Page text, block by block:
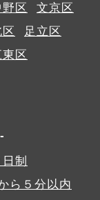
野区
文京区
足立区
東区
制
ら５分以内